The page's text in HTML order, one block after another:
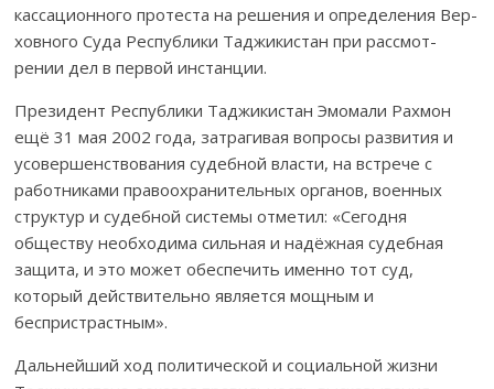
кас­­сационного про­теста на ре­шения и определения Вер­
хов­ного Суда Республики Тад­жи­кистан при рас­с­мот­
рении дел в первой инстанции.
Президент Республики Таджикистан Эмомали Рахмон
ещё 31 мая 2002 года, затрагивая вопросы развития и
усо­вер­­шенствования судебной вл­а­с­ти, на встрече с
работ­ни­ка­ми правоохранительных органов, военных
струк­тур и су­деб­ной системы отметил: «Сегодня
обществу необходима силь­­ная и над­ёжная судебная
защита, и это может обес­пе­чить именно тот суд,
который действительно является мощ­ным и
беспристрастным».
Дальнейший ход политической и социальной жизни